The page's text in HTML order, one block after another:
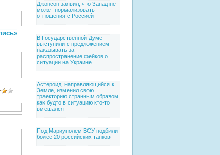
Джонсон заявил, что Запад не
может нормализовать
отношения с Россией
В Государственной Думе
выступили с предложением
наказывать за
распространение фейков о
ситуации на Украине
Астероид, направляющийся к
Земле, изменил свою
траекторию странным образом,
как будто в ситуацию кто-то
вмешался
Под Мариуполем ВСУ подбили
более 20 российских танков